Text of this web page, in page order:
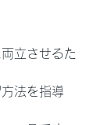
立させるた
法を指導